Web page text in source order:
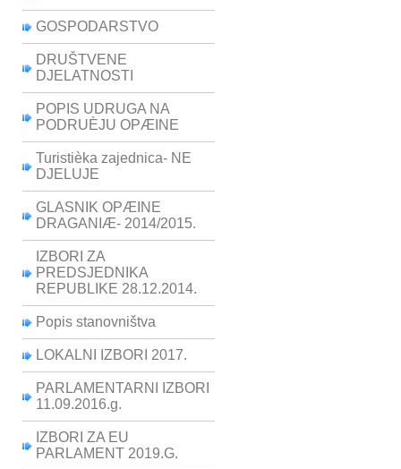
GOSPODARSTVO
DRUŠTVENE
DJELATNOSTI
POPIS UDRUGA NA
PODRUÈJU OPÆINE
Turistièka zajednica- NE
DJELUJE
GLASNIK OPÆINE
DRAGANIÆ- 2014/2015.
IZBORI ZA
PREDSJEDNIKA
REPUBLIKE 28.12.2014.
Popis stanovništva
LOKALNI IZBORI 2017.
PARLAMENTARNI IZBORI
11.09.2016.g.
IZBORI ZA EU
PARLAMENT 2019.G.